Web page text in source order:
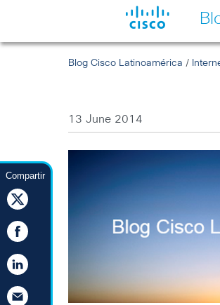
Compartir
Blog Cisco Latinoamérica /
13 June 2014